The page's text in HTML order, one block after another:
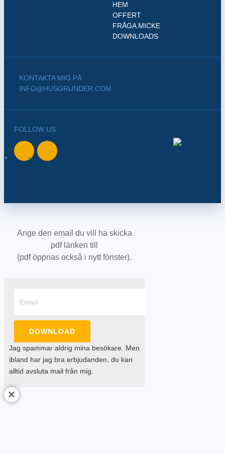
HEM
OFFERT
FRÅGA MICKE
DOWNLOADS
KONTAKTA MIG PÅ
INFO@HUSGRUNDER.COM
FOLLOW US
Ange den email du vill ha skicka
pdf länken till
(pdf öppnas också i nytt fönster).
DOWNLOAD
Jag spammar aldrig mina besökare. Men
ibland har jag bra erbjudanden, du kan
alltid avsluta mail från mig.
×